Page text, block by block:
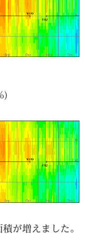
が増えました。